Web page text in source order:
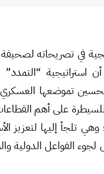
أن استراتيجية
تموضعها
على أهم
تلجأ إليها لتعزيز
الفواعل الدولية